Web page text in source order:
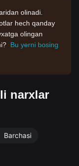
olinadi.
hech qanday
olingan
Bu yerni bosing
narxlar
Barchasi